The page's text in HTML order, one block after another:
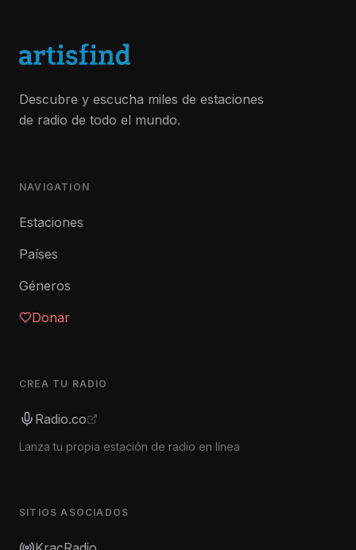
Descubre y escucha miles de estaciones
de radio de todo el mundo.
NAVIGATION
Estaciones
Países
Géneros
Donar
CREA TU RADIO
Radio.co
Lanza tu propia estación de radio en línea
SITIOS ASOCIADOS